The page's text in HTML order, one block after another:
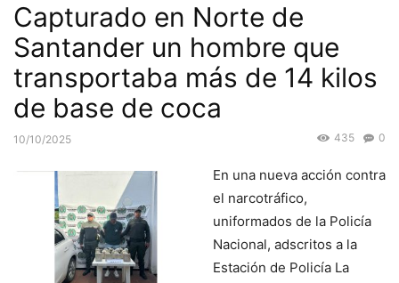
Capturado en Norte de
Santander un hombre que
transportaba más de 14 kilos
de base de coca
10/10/2025 0
435
En una nueva acción contra
el narcotráfico,
uniformados de la Policía
Nacional, adscritos a la
Estación de Policía La